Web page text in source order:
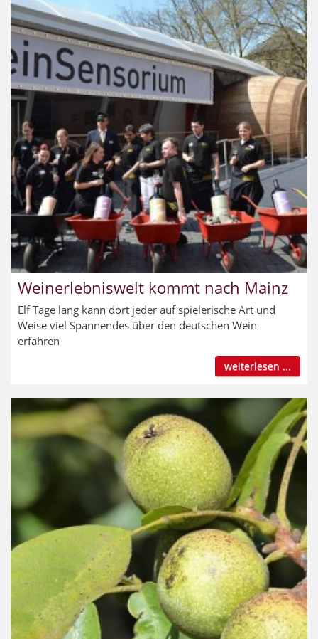
Weinerlebniswelt kommt nach Mainz
Elf Tage lang kann dort jeder auf spielerische Art und
Weise viel Spannendes über den deutschen Wein
erfahren
weiterlesen ...